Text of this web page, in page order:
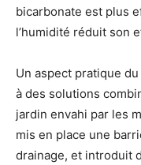
bicarbonate est plus
l’humidité réduit son
Un aspect pratique
à des solutions
jardin envahi par les
mis en place une
drainage, et introduit